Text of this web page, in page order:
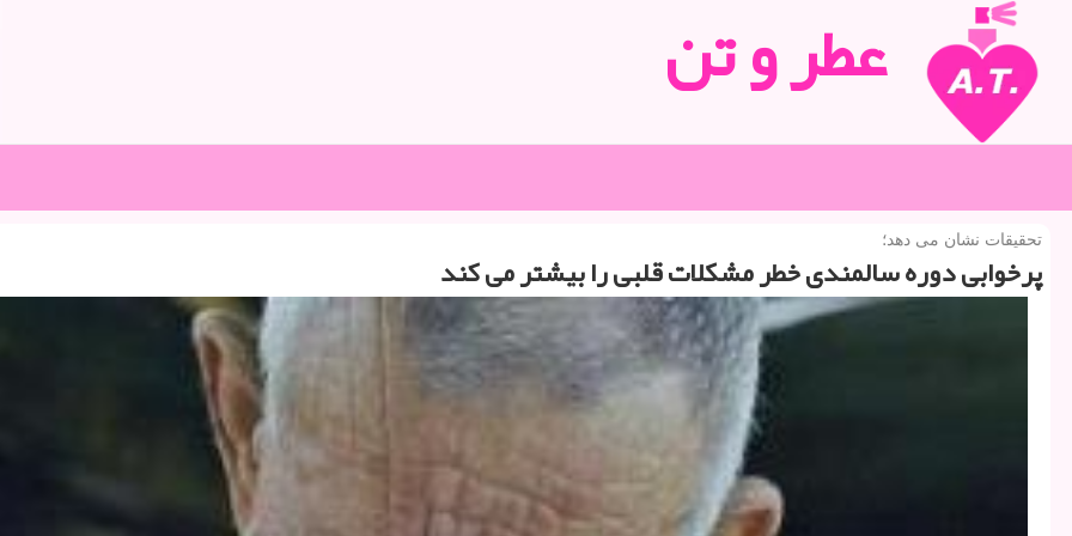
عطر و تن
تحقیقات نشان می دهد؛
پرخوابی دوره سالمندی خطر مشكلات قلبی را بیشتر می كند